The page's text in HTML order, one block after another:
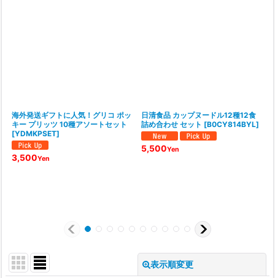
海外発送ギフトに人気！グリコ ポッ
キー プリッツ 10種アソートセット
[YDMKPSET]
3,500Yen
日清食品 カップヌードル12種12食
詰め合わせ セット [B0CY814BYL]
5,500Yen
表示順変更